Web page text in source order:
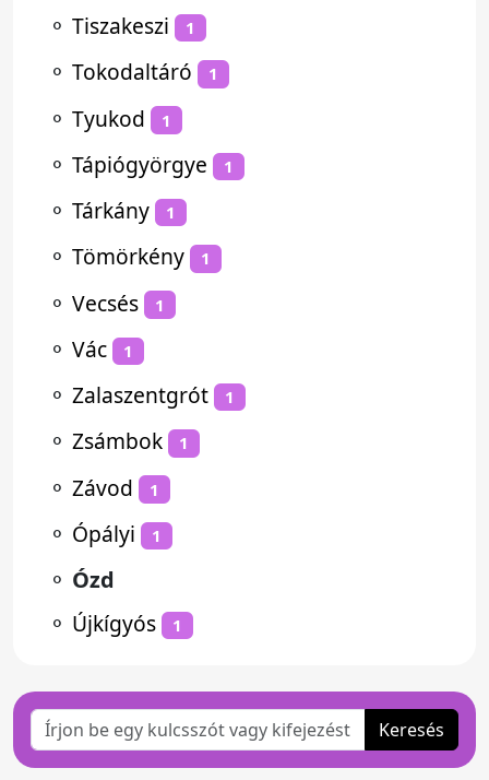
⚬ Tiszakeszi 1
⚬ Tokodaltáró 1
⚬ Tyukod 1
⚬ Tápiógyörgye 1
⚬ Tárkány 1
⚬ Tömörkény 1
⚬ Vecsés 1
⚬ Vác 1
⚬ Zalaszentgrót 1
⚬ Zsámbok 1
⚬ Závod 1
⚬ Ópályi 1
⚬ Ózd
⚬ Újkígyós 1
Keresés